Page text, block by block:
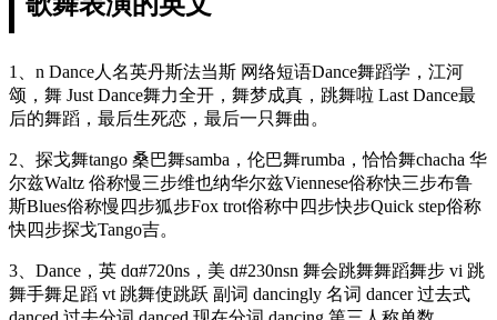
1、n Dance人名英丹斯法当斯 网络短语Dance舞蹈学，江河
颂，舞 Just Dance舞力全开，舞梦成真，跳舞啦 Last Dance最
后的舞蹈，最后生死恋，最后一只舞曲。
2、探戈舞tango 桑巴舞samba，伦巴舞rumba，恰恰舞chacha 华
尔兹Waltz 俗称慢三步维也纳华尔兹Viennese俗称快三步布鲁
斯Blues俗称慢四步狐步Fox trot俗称中四步快步Quick step俗称
快四步探戈Tango吉。
3、Dance，英 dɑ#720ns，美 d#230nsn 舞会跳舞舞蹈舞步 vi 跳
舞手舞足蹈 vt 跳舞使跳跃 副词 dancingly 名词 dancer 过去式